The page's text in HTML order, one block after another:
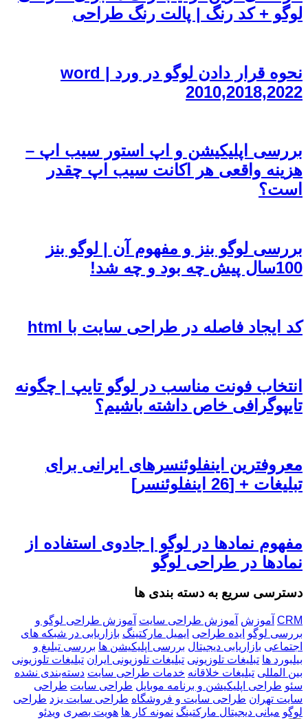
لوگو + کد رنگ | پالت رنگ طراحی
نحوه قرار دادن لوگو در ورد | word
2010,2018,2022
بررسی اپلیکیشن و اپ استور سیب اپ –
هزینه واقعی هر اکانت سیب اپ چقدر
است؟
بررسی لوگو بنز و مفهوم آن | لوگو بنز
100سال پیش چه بود و چه شد!
کد ایجاد فاصله در طراحی سایت با html
انتخاب فونت مناسب در لوگو تایپ | چگونه
تایپوگرافی خاص داشته باشیم؟
معروفترین اینفلوئنسرهای ایرانی برای
تبلیغات + [26 اینفلوئنسر]
مفهوم نمادها در لوگو | جادوی استفاده از
نمادها در طراحی لوگو
دسترسی سریع به دسته بندی ها
CRM آموزش آموزش طراحی سایت آموزش طراحی لوگو و
بررسی لوگو ایده طراحی ایمیل مارکتینگ بازاریابی در شبکه های
اجتماعی بازاریابی دیجیتال بررسی اپلیکیشن ها بررسی تبلیغ و
بیلبورد ها تبلیغات تلوزیونی تبلیغات تلوزیونی ایران تبلیغات تلوزیونی
بین المللی تبلیغات خلاقانه خدمات طراحی سایت دسته‌بندی نشده
سئو طراحی اپلیکیشن و برنامه موبایل طراحی سایت طراحی
سایت تهران طراحی سایت و فروشگاه طراحی سایت یزد طراحی
لوگو مبانی دیجیتال مارکتینگ نمونه کار ها هویت بصری ویدئو